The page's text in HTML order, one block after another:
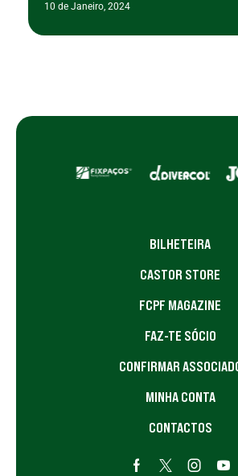
10 de Janeiro, 2024
BILHETEIRA
CASTOR STORE
FCPF MAGAZINE
FAZ-TE SÓCIO
CONFIRMAR
MINHA CONTA
CONTACTOS